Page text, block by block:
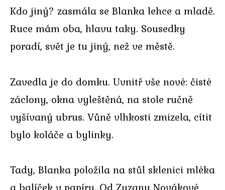
Kdo jiný? zasmála se Blanka lehce a mladě.
Ruce mám oba, hlavu taky. Sousedky
poradí, svět je tu jiný, než ve městě.
Zavedla je do domku. Uvnitř vše nové: čisté
záclony, okna vyleštěná, na stole ručně
vyšívaný ubrus. Vůně vlhkosti zmizela, cítit
bylo koláče a bylinky.
Tady, Blanka položila na stůl sklenici mléka